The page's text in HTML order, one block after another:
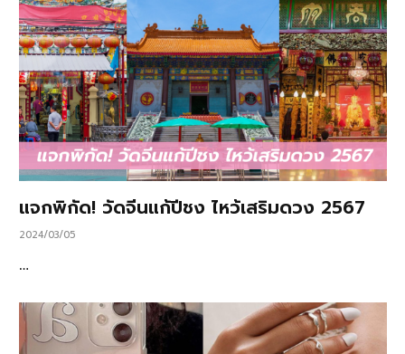
แจกพิกัด! วัดจีนแก้ปีชง ไหว้เสริมดวง 2567
2024/03/05
…